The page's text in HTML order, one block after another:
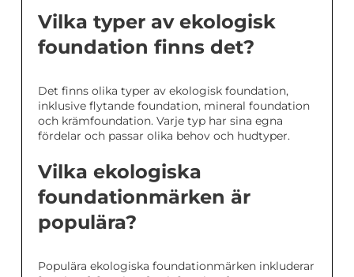
Vilka typer av ekologisk
foundation finns det?
Det finns olika typer av ekologisk foundation,
inklusive flytande foundation, mineral foundation
och krämfoundation. Varje typ har sina egna
fördelar och passar olika behov och hudtyper.
Vilka ekologiska
foundationmärken är
populära?
Populära ekologiska foundationmärken inkluderar